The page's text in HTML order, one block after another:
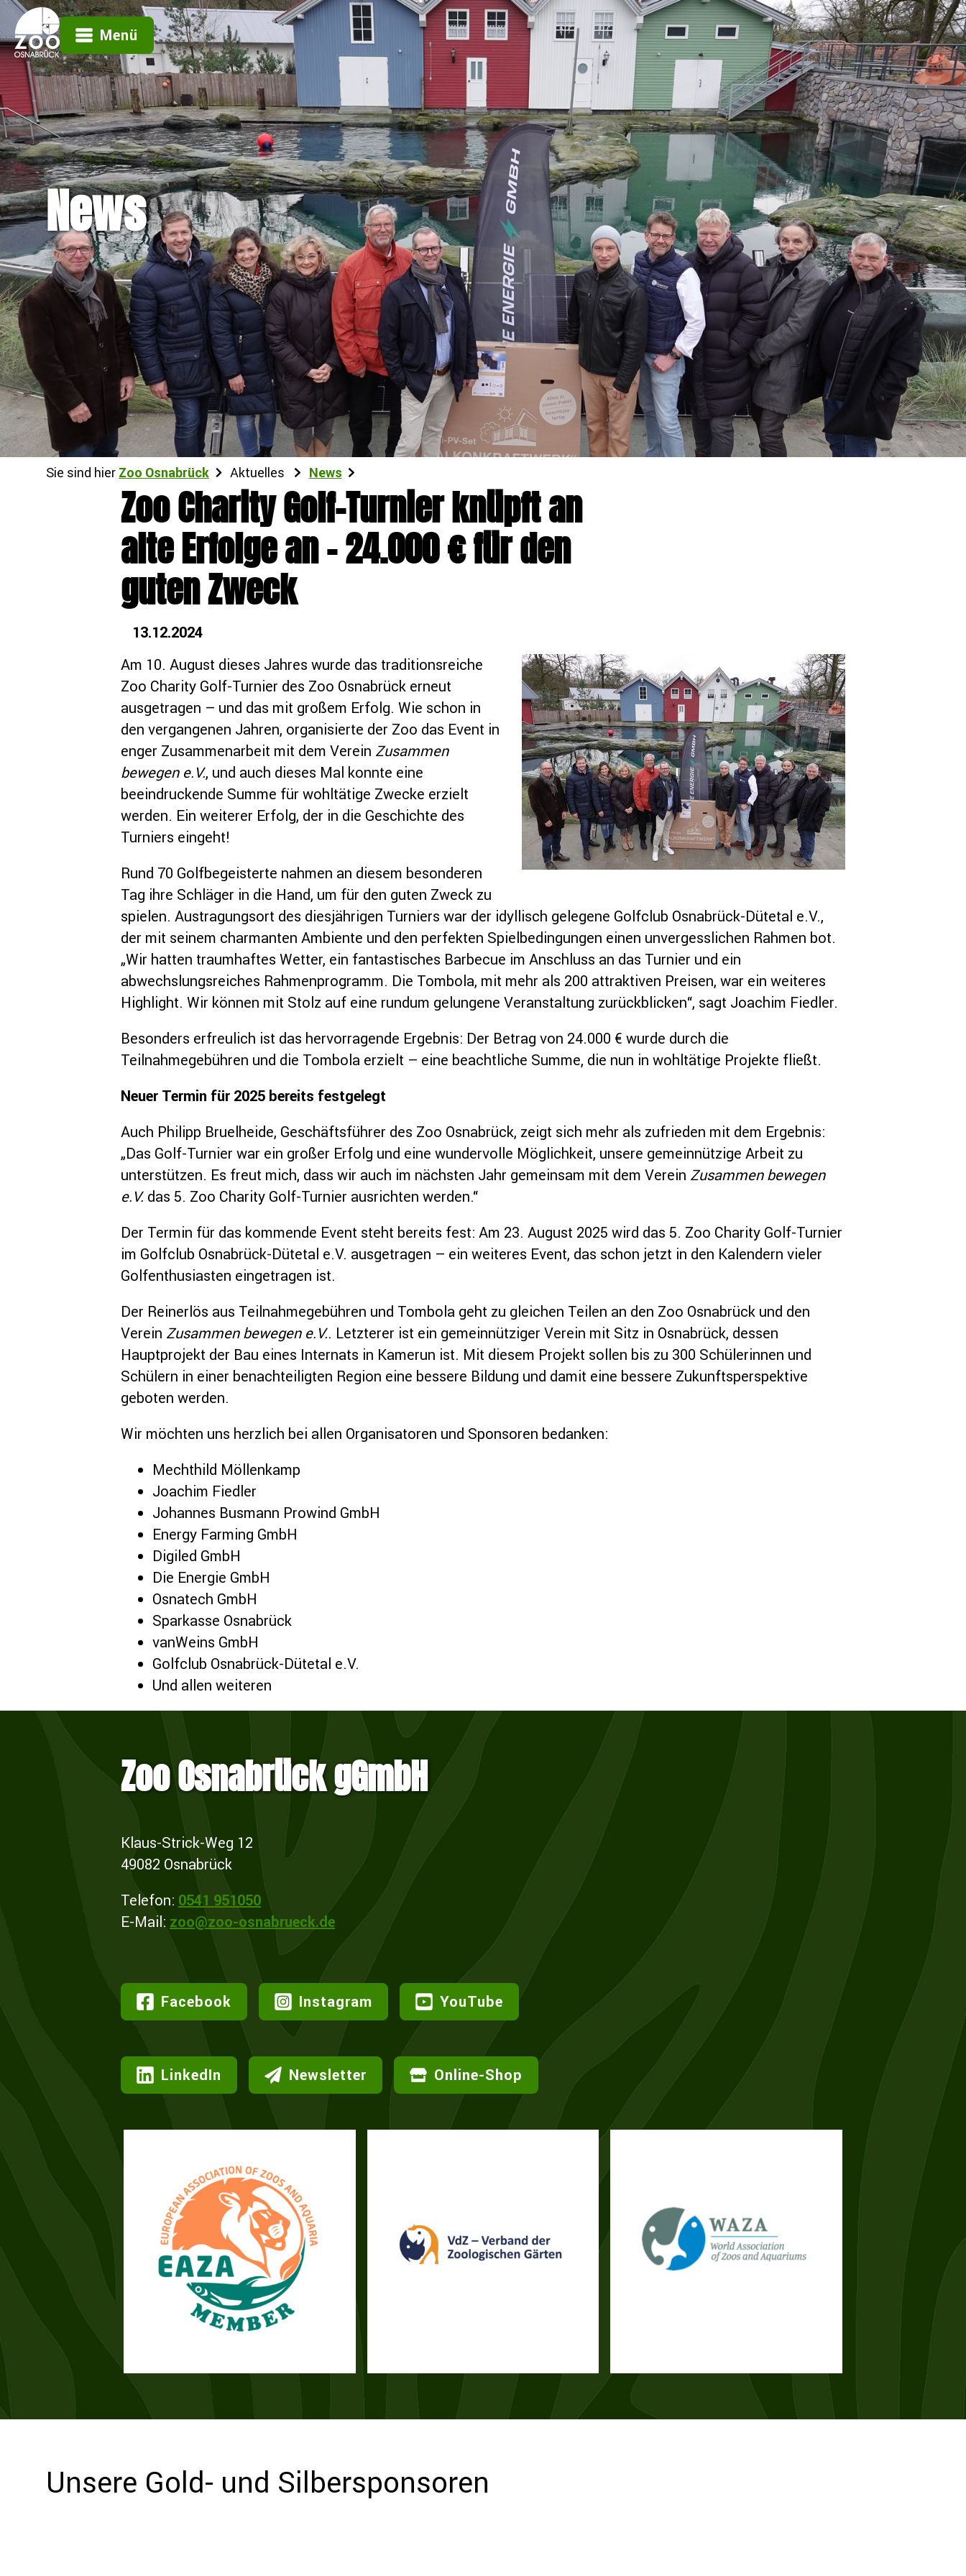
Menü
News
Sie sind hier Zoo Osnabrück Aktuelles News
Zoo Charity Golf-Turnier knüpft an
alte Erfolge an – 24.000 € für den
guten Zweck
13.12.2024
Am 10. August dieses Jahres wurde das traditionsreiche
Zoo Charity Golf-Turnier des Zoo Osnabrück erneut
ausgetragen – und das mit großem Erfolg. Wie schon in
den vergangenen Jahren, organisierte der Zoo das Event in
enger Zusammenarbeit mit dem Verein Zusammen
bewegen e.V., und auch dieses Mal konnte eine
beeindruckende Summe für wohltätige Zwecke erzielt
werden. Ein weiterer Erfolg, der in die Geschichte des
Turniers eingeht!
Rund 70 Golfbegeisterte nahmen an diesem besonderen
Tag ihre Schläger in die Hand, um für den guten Zweck zu
spielen. Austragungsort des diesjährigen Turniers war der idyllisch gelegene Golfclub Osnabrück-Dütetal e.V.,
der mit seinem charmanten Ambiente und den perfekten Spielbedingungen einen unvergesslichen Rahmen bot.
„Wir hatten traumhaftes Wetter, ein fantastisches Barbecue im Anschluss an das Turnier und ein
abwechslungsreiches Rahmenprogramm. Die Tombola, mit mehr als 200 attraktiven Preisen, war ein weiteres
Highlight. Wir können mit Stolz auf eine rundum gelungene Veranstaltung zurückblicken“, sagt Joachim Fiedler.
Besonders erfreulich ist das hervorragende Ergebnis: Der Betrag von 24.000 € wurde durch die
Teilnahmegebühren und die Tombola erzielt – eine beachtliche Summe, die nun in wohltätige Projekte fließt.
Neuer Termin für 2025 bereits festgelegt
Auch Philipp Bruelheide, Geschäftsführer des Zoo Osnabrück, zeigt sich mehr als zufrieden mit dem Ergebnis:
„Das Golf-Turnier war ein großer Erfolg und eine wundervolle Möglichkeit, unsere gemeinnützige Arbeit zu
unterstützen. Es freut mich, dass wir auch im nächsten Jahr gemeinsam mit dem Verein Zusammen bewegen
e.V. das 5. Zoo Charity Golf-Turnier ausrichten werden.“
Der Termin für das kommende Event steht bereits fest: Am 23. August 2025 wird das 5. Zoo Charity Golf-Turnier
im Golfclub Osnabrück-Dütetal e.V. ausgetragen – ein weiteres Event, das schon jetzt in den Kalendern vieler
Golfenthusiasten eingetragen ist.
Der Reinerlös aus Teilnahmegebühren und Tombola geht zu gleichen Teilen an den Zoo Osnabrück und den
Verein Zusammen bewegen e.V.. Letzterer ist ein gemeinnütziger Verein mit Sitz in Osnabrück, dessen
Hauptprojekt der Bau eines Internats in Kamerun ist. Mit diesem Projekt sollen bis zu 300 Schülerinnen und
Schülern in einer benachteiligten Region eine bessere Bildung und damit eine bessere Zukunftsperspektive
geboten werden.
Wir möchten uns herzlich bei allen Organisatoren und Sponsoren bedanken:
Mechthild Möllenkamp
Joachim Fiedler
Johannes Busmann Prowind GmbH
Energy Farming GmbH
Digiled GmbH
Die Energie GmbH
Osnatech GmbH
Sparkasse Osnabrück
vanWeins GmbH
Golfclub Osnabrück-Dütetal e.V.
Und allen weiteren
Zoo Osnabrück gGmbH
Klaus-Strick-Weg 12
49082 Osnabrück
Telefon: 0541 951050
E-Mail: zoo@zoo-osnabrueck.de
Facebook Instagram YouTube
LinkedIn Newsletter Online-Shop
Unsere Gold- und Silbersponsoren